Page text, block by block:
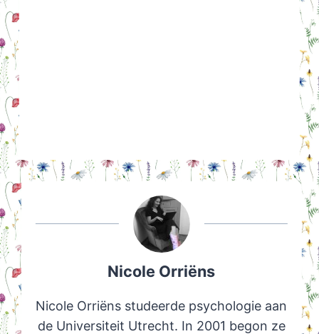
Nicole Orriëns
Nicole Orriëns studeerde psychologie aan
de Universiteit Utrecht. In 2001 begon ze